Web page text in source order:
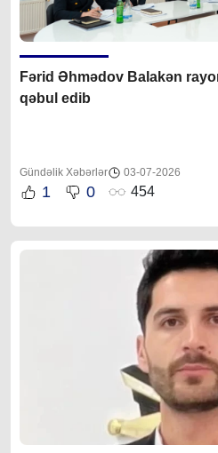
Fərid Əhmədov Balakən
qəbul edib
Gündəlik Xəbərlər 03-07-2026
1 0 454